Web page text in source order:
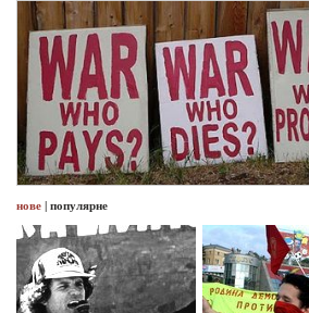
нове | популярне